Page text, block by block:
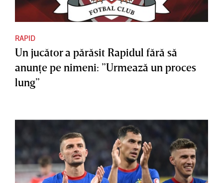
RAPID
Un jucător a părăsit Rapidul fără să
anunţe pe nimeni: ”Urmează un proces
lung”